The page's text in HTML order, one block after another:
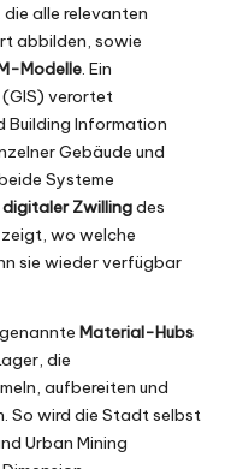
die alle relevanten
abbilden, sowie
Modelle. Ein
verortet
Building Information
Gebäude und
Systeme
digitaler Zwillingdes
wo welche
sie wieder verfügbar
Material-Hubs
die
aufbereiten und
So wird die Stadt selbst
Urban Mining